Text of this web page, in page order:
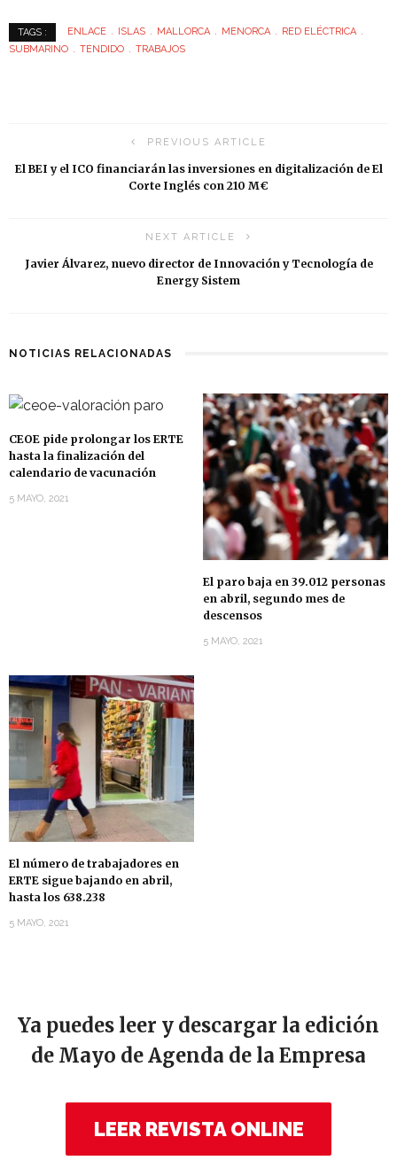
TAGS : ENLACE ISLAS MALLORCA MENORCA
RED ELÉCTRICA
SUBMARINO
TENDIDO TRABAJOS
PREVIOUS ARTICLE
El BEI y el ICO financiarán las inversiones en digitalización de El
Corte Inglés con 210 M€
NEXT ARTICLE
Javier Álvarez, nuevo director de Innovación y Tecnología de
Energy Sistem
NOTICIAS RELACIONADAS
CEOE pide prolongar los ERTE
hasta la finalización del
calendario de vacunación
5 MAYO, 2021
El paro baja en 39.012 personas
en abril, segundo mes de
descensos
5 MAYO, 2021
El número de trabajadores en
ERTE sigue bajando en abril,
hasta los 638.238
5 MAYO, 2021
Ya puedes leer y descargar la edición
de Mayo de Agenda de la Empresa
LEER REVISTA ONLINE